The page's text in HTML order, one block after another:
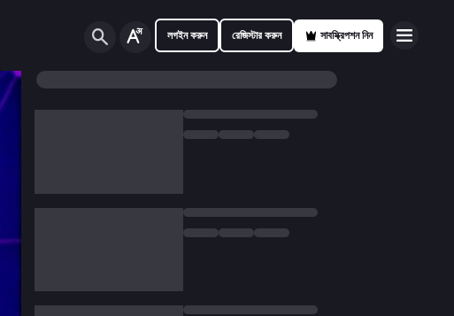
লগইন করুন রেজিস্টার করুন সাবস্ক্রিপশন নিন